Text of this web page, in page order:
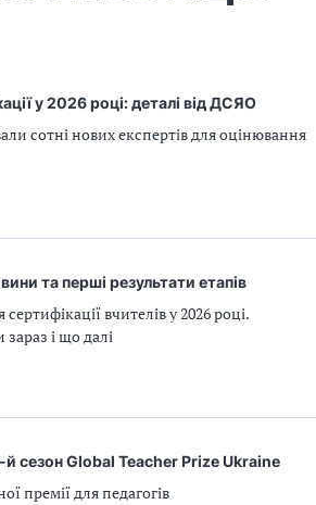
у 2026 році: деталі від ДСЯО
сотні нових експертів для оцінювання
та перші результати етапів
вчителів у 2026 році.
і що далі
сезон Global Teacher Prize Ukraine
премії для педагогів